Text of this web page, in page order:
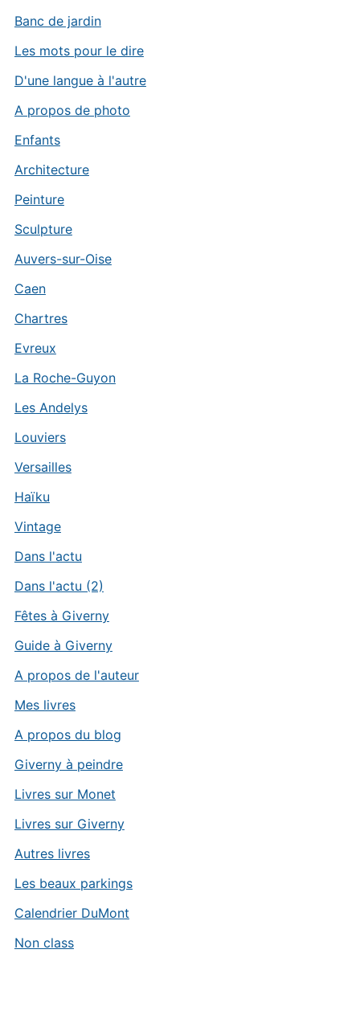
Banc de jardin
Les mots pour le dire
D'une langue à l'autre
A propos de photo
Enfants
Architecture
Peinture
Sculpture
Auvers-sur-Oise
Caen
Chartres
Evreux
La Roche-Guyon
Les Andelys
Louviers
Versailles
Haïku
Vintage
Dans l'actu
Dans l'actu (2)
Fêtes à Giverny
Guide à Giverny
A propos de l'auteur
Mes livres
A propos du blog
Giverny à peindre
Livres sur Monet
Livres sur Giverny
Autres livres
Les beaux parkings
Calendrier DuMont
Non class